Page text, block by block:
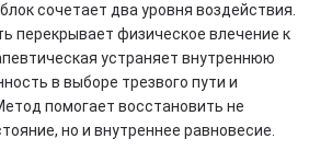
сочетает два уровня воздействия.
перекрывает физическое влечение к
устраняет внутреннюю
в выборе трезвого пути и
помогает восстановить не
но и внутреннее равновесие.